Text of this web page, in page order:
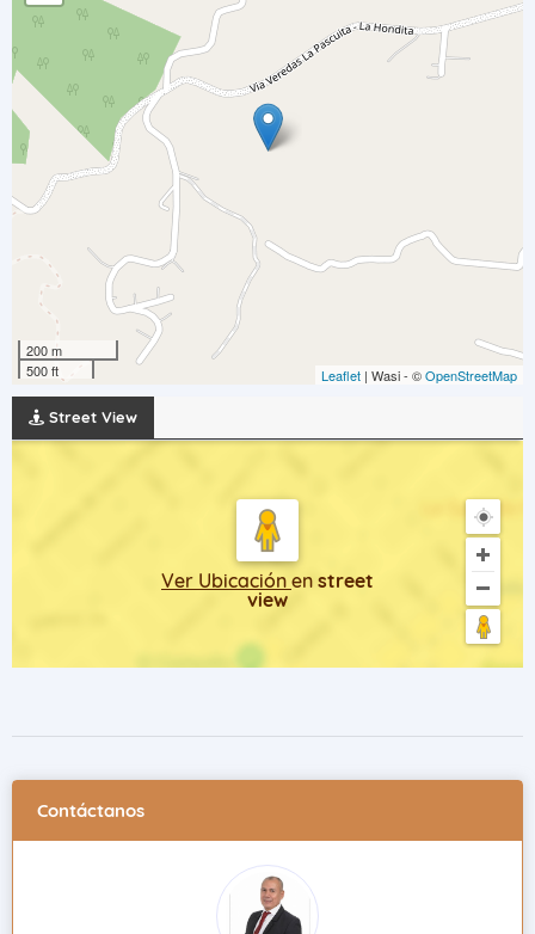
200 m
500 ft
Leaflet | Wasi - ©OpenStreetMap
Street View
Ver Ubicación en street
view
Contáctanos